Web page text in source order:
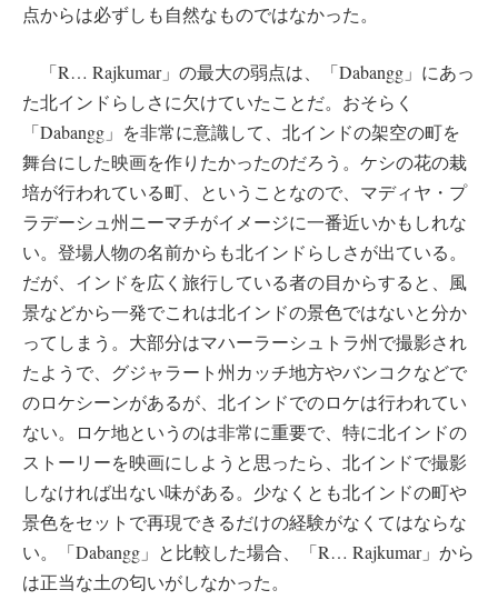
点からは必ずしも自然なものではなかった。
「R… Rajkumar」の最大の弱点は、「Dabangg」にあっ
た北インドらしさに欠けていたことだ。おそらく
「Dabangg」を非常に意識して、北インドの架空の町を
舞台にした映画を作りたかったのだろう。ケシの花の栽
培が行われている町、ということなので、マディヤ・プ
ラデーシュ州ニーマチがイメージに一番近いかもしれな
い。登場人物の名前からも北インドらしさが出ている。
だが、インドを広く旅行している者の目からすると、風
景などから一発でこれは北インドの景色ではないと分か
ってしまう。大部分はマハーラーシュトラ州で撮影され
たようで、グジャラート州カッチ地方やバンコクなどで
のロケシーンがあるが、北インドでのロケは行われてい
ない。ロケ地というのは非常に重要で、特に北インドの
ストーリーを映画にしようと思ったら、北インドで撮影
しなければ出ない味がある。少なくとも北インドの町や
景色をセットで再現できるだけの経験がなくてはならな
い。「Dabangg」と比較した場合、「R… Rajkumar」から
は正当な土の匂いがしなかった。